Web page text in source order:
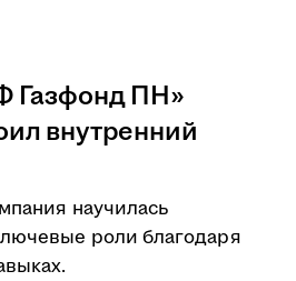
Газфонд ПН»
внутренний
научилась
роли благодаря